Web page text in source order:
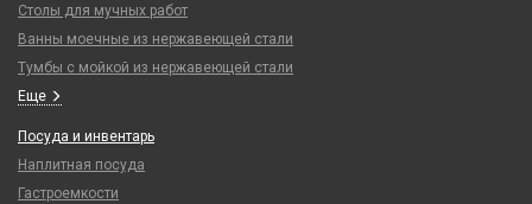
Столы для мучных работ
Ванны моечные из нержавеющей стали
Тумбы с мойкой из нержавеющей стали
Еще
Посуда и инвентарь
Наплитная посуда
Гастроемкости